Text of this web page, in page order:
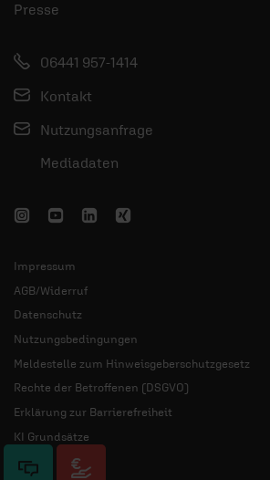
Presse
06441 957-1414
Kontakt
Nutzungsanfrage
Mediadaten
Impressum
AGB/Widerruf
Datenschutz
Nutzungsbedingungen
Meldestelle zum Hinweisgeberschutzgesetz
Rechte der Betroffenen (DSGVO)
Erklärung zur Barrierefreiheit
KI Grundsätze